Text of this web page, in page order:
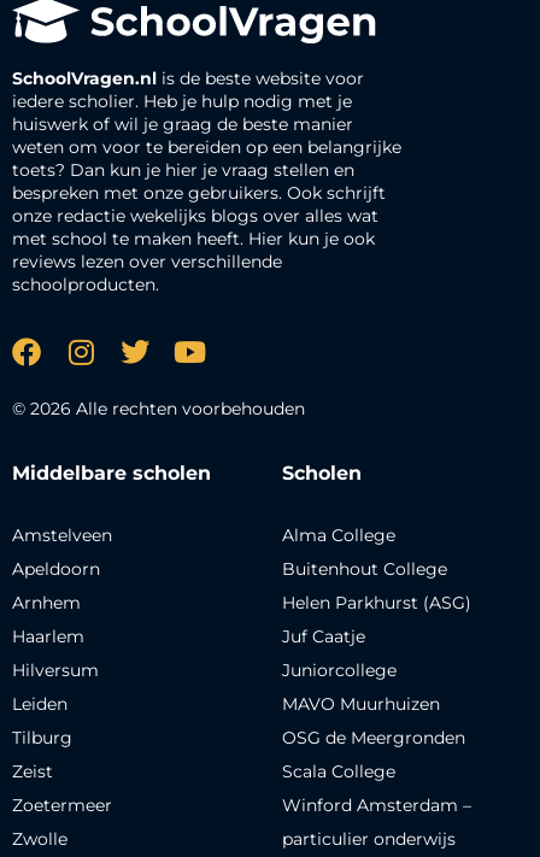
SchoolVragen.nl is de beste website voor
iedere scholier. Heb je hulp nodig met je
huiswerk of wil je graag de beste manier
weten om voor te bereiden op een belangrijke
toets? Dan kun je hier je vraag stellen en
bespreken met onze gebruikers. Ook schrijft
onze redactie wekelijks blogs over alles wat
met school te maken heeft. Hier kun je ook
reviews lezen over verschillende
schoolproducten.
© 2026 Alle rechten voorbehouden
Middelbare scholen
Amstelveen
Apeldoorn
Arnhem
Haarlem
Hilversum
Leiden
Tilburg
Zeist
Zoetermeer
Zwolle
Scholen
Alma College
Buitenhout College
Helen Parkhurst (ASG)
Juf Caatje
Juniorcollege
MAVO Muurhuizen
OSG de Meergronden
Scala College
Winford Amsterdam –
particulier onderwijs